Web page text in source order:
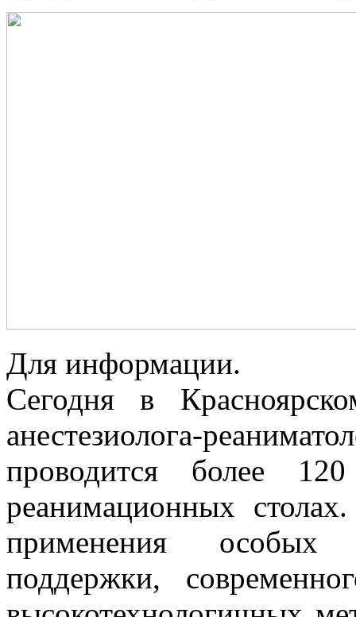
Для информации.
Сегодня в
анестезиолога-
проводится более
реанимационных
применения особых
поддержки,